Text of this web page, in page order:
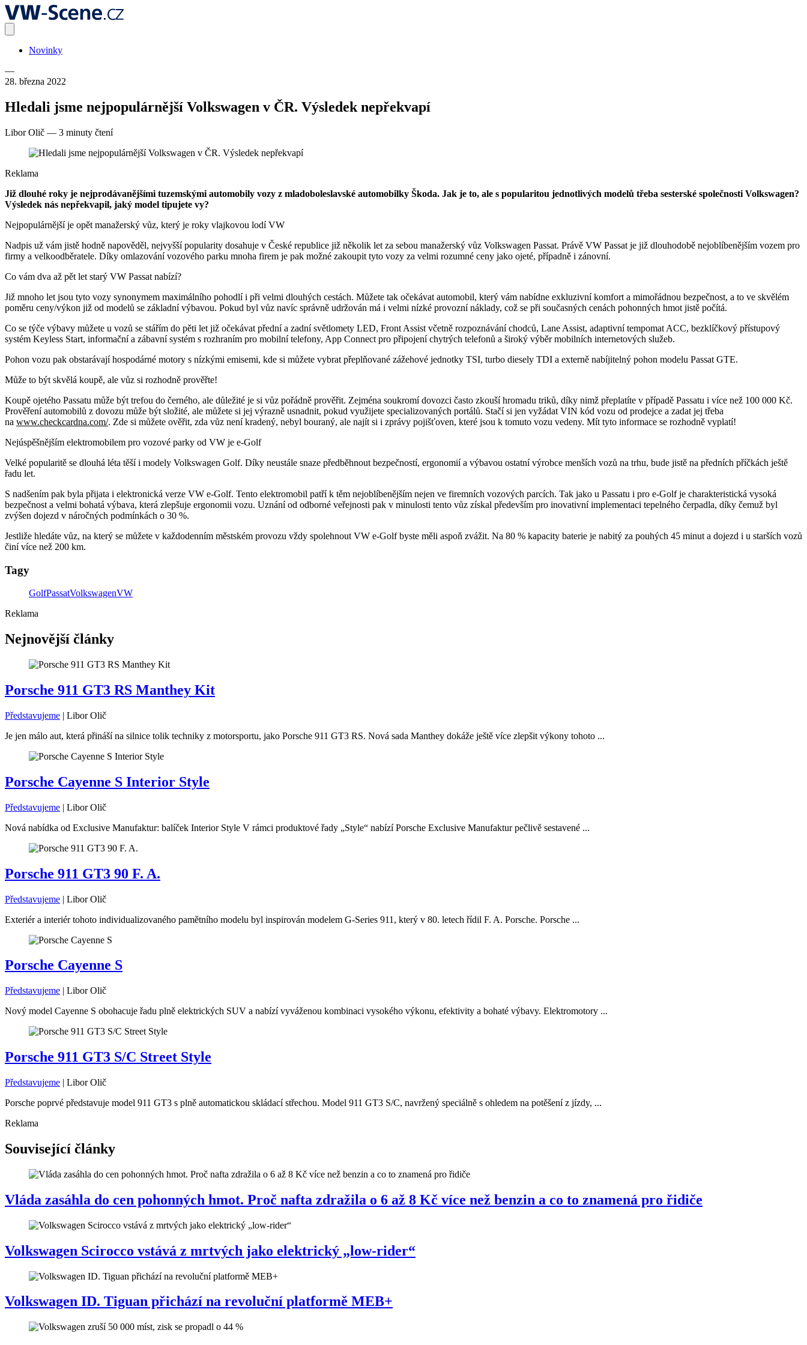
Novinky
—
28. března 2022
Hledali jsme nejpopulárnější Volkswagen v ČR. Výsledek nepřekvapí
Libor Olič — 3 minuty čtení
Reklama
Již dlouhé roky je nejprodávanějšími tuzemskými automobily vozy z mladoboleslavské automobilky Škoda. Jak je to, ale s popularitou jednotlivých modelů třeba sesterské společnosti Volkswagen?
Výsledek nás nepřekvapil, jaký model tipujete vy?
Nejpopulárnější je opět manažerský vůz, který je roky vlajkovou lodí VW
Nadpis už vám jistě hodně napověděl, nejvyšší popularity dosahuje v České republice již několik let za sebou manažerský vůz Volkswagen Passat. Právě VW Passat je již dlouhodobě nejoblíbenějším vozem pro
firmy a velkoodběratele. Díky omlazování vozového parku mnoha firem je pak možné zakoupit tyto vozy za velmi rozumné ceny jako ojeté, případně i zánovní.
Co vám dva až pět let starý VW Passat nabízí?
Již mnoho let jsou tyto vozy synonymem maximálního pohodlí i při velmi dlouhých cestách. Můžete tak očekávat automobil, který vám nabídne exkluzivní komfort a mimořádnou bezpečnost, a to ve skvělém
poměru ceny/výkon již od modelů se základní výbavou. Pokud byl vůz navíc správně udržován má i velmi nízké provozní náklady, což se při současných cenách pohonných hmot jistě počítá.
Co se týče výbavy můžete u vozů se stářím do pěti let již očekávat přední a zadní světlomety LED, Front Assist včetně rozpoznávání chodců, Lane Assist, adaptivní tempomat ACC, bezklíčkový přístupový
systém Keyless Start, informační a zábavní systém s rozhraním pro mobilní telefony, App Connect pro připojení chytrých telefonů a široký výběr mobilních internetových služeb.
Pohon vozu pak obstarávají hospodárné motory s nízkými emisemi, kde si můžete vybrat přeplňované zážehové jednotky TSI, turbo diesely TDI a externě nabíjitelný pohon modelu Passat GTE.
Může to být skvělá koupě, ale vůz si rozhodně prověřte!
Koupě ojetého Passatu může být trefou do černého, ale důležité je si vůz pořádně prověřit. Zejména soukromí dovozci často zkouší hromadu triků, díky nimž přeplatíte v případě Passatu i více než 100 000 Kč.
Prověření automobilů z dovozu může být složité, ale můžete si jej výrazně usnadnit, pokud využijete specializovaných portálů. Stačí si jen vyžádat VIN kód vozu od prodejce a zadat jej třeba
na www.checkcardna.com/. Zde si můžete ověřit, zda vůz není kradený, nebyl bouraný, ale najít si i zprávy pojišťoven, které jsou k tomuto vozu vedeny. Mít tyto informace se rozhodně vyplatí!
Nejúspěšnějším elektromobilem pro vozové parky od VW je e-Golf
Velké popularitě se dlouhá léta těší i modely Volkswagen Golf. Díky neustále snaze předběhnout bezpečností, ergonomií a výbavou ostatní výrobce menších vozů na trhu, bude jistě na předních příčkách ještě
řadu let.
S nadšením pak byla přijata i elektronická verze VW e-Golf. Tento elektromobil patří k těm nejoblíbenějším nejen ve firemních vozových parcích. Tak jako u Passatu i pro e-Golf je charakteristická vysoká
bezpečnost a velmi bohatá výbava, která zlepšuje ergonomii vozu. Uznání od odborné veřejnosti pak v minulosti tento vůz získal především pro inovativní implementaci tepelného čerpadla, díky čemuž byl
zvýšen dojezd v náročných podmínkách o 30 %.
Jestliže hledáte vůz, na který se můžete v každodenním městském provozu vždy spolehnout VW e-Golf byste měli aspoň zvážit. Na 80 % kapacity baterie je nabitý za pouhých 45 minut a dojezd i u starších vozů
činí více než 200 km.
Tagy
GolfPassatVolkswagenVW
Reklama
Nejnovější články
Porsche 911 GT3 RS Manthey Kit
Představujeme | Libor Olič
Je jen málo aut, která přináší na silnice tolik techniky z motorsportu, jako Porsche 911 GT3 RS. Nová sada Manthey dokáže ještě více zlepšit výkony tohoto ...
Porsche Cayenne S Interior Style
Představujeme | Libor Olič
Nová nabídka od Exclusive Manufaktur: balíček Interior Style V rámci produktové řady „Style“ nabízí Porsche Exclusive Manufaktur pečlivě sestavené ...
Porsche 911 GT3 90 F. A.
Představujeme | Libor Olič
Exteriér a interiér tohoto individualizovaného pamětního modelu byl inspirován modelem G-Series 911, který v 80. letech řídil F. A. Porsche. Porsche ...
Porsche Cayenne S
Představujeme | Libor Olič
Nový model Cayenne S obohacuje řadu plně elektrických SUV a nabízí vyváženou kombinaci vysokého výkonu, efektivity a bohaté výbavy. Elektromotory ...
Porsche 911 GT3 S/C Street Style
Představujeme | Libor Olič
Porsche poprvé představuje model 911 GT3 s plně automatickou skládací střechou. Model 911 GT3 S/C, navržený speciálně s ohledem na potěšení z jízdy, ...
Reklama
Související články
Vláda zasáhla do cen pohonných hmot. Proč nafta zdražila o 6 až 8 Kč více než benzin a co to znamená pro řidiče
Volkswagen Scirocco vstává z mrtvých jako elektrický „low-rider“
Volkswagen ID. Tiguan přichází na revoluční platformě MEB+